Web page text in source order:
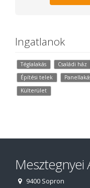
Ingatlanok
Téglalakás Családi ház
Építési telek
Külterület
Mesztegnyei
9400 Sopron